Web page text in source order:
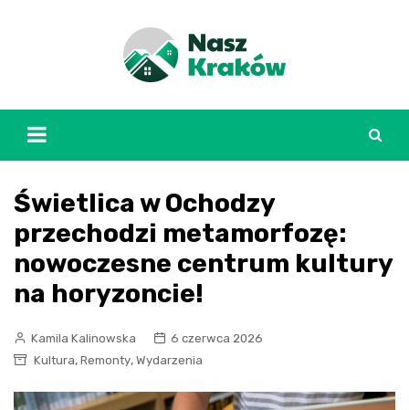
Świetlica w Ochodzy
przechodzi metamorfozę:
nowoczesne centrum kultury
na horyzoncie!
Kamila Kalinowska
6 czerwca 2026
Kultura, Remonty, Wydarzenia